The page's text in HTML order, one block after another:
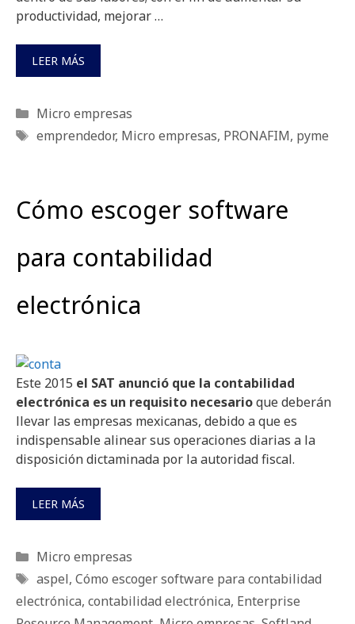
productividad, mejorar …
LEER MÁS
Categorías
Micro empresas
Etiquetas
emprendedor, Micro empresas, PRONAFIM, pyme
Cómo escoger software
para contabilidad
electrónica
Este 2015 el SAT anunció que la contabilidad
electrónica es un requisito necesarioque deberán
llevar las empresas mexicanas, debido a que es
indispensable alinear sus operaciones diarias a la
disposición dictaminada por la autoridad fiscal.
LEER MÁS
Categorías
Micro empresas
Etiquetas
aspel, Cómo escoger software para contabilidad
electrónica, contabilidad electrónica, Enterprise